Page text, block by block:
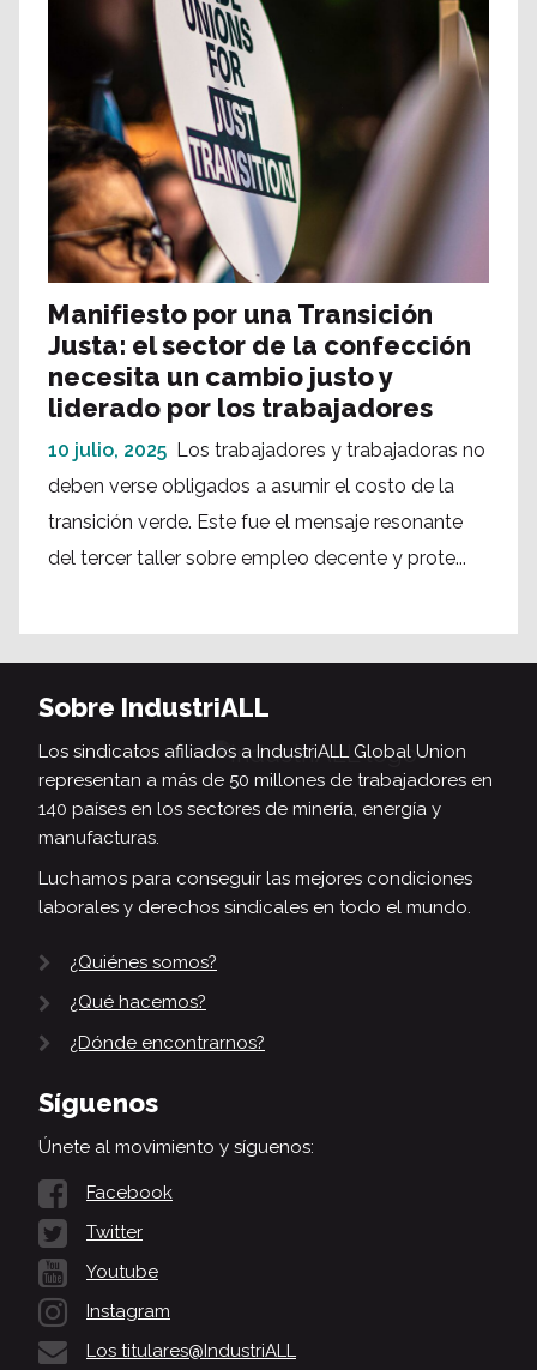
Manifiesto por una Transición
Justa: el sector de la confección
necesita un cambio justo y
liderado por los trabajadores
10 julio, 2025 Los trabajadores y trabajadoras no
deben verse obligados a asumir el costo de la
transición verde. Este fue el mensaje resonante
del tercer taller sobre empleo decente y prote...
Sobre IndustriALL
Los sindicatos afiliados a IndustriALL Global Union
representan a más de 50 millones de trabajadores en
140 países en los sectores de minería, energía y
manufacturas.
Luchamos para conseguir las mejores condiciones
laborales y derechos sindicales en todo el mundo.
¿Quiénes somos?
¿Qué hacemos?
¿Dónde encontrarnos?
Síguenos
Únete al movimiento y síguenos:
Facebook
Twitter
Youtube
Instagram
Los titulares@IndustriALL